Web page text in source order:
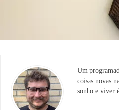
Um
coisas novas
sonho e viver